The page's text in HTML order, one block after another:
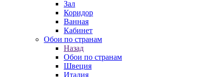
Зал
Коридор
Ванная
Кабинет
Обои по странам
Назад
Обои по странам
Швеция
Италия